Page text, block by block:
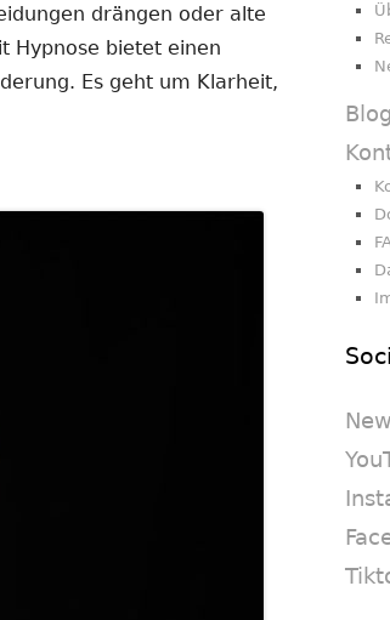
drängen oder alte
Hypnose bietet einen
Es geht um Klarheit,
Blog